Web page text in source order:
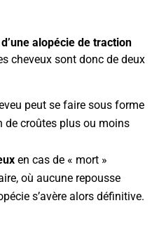
alopécie de traction
cheveux sont donc de deux
peut se faire sous forme
croûtes plus ou moins
en cas de « mort »
où aucune repousse
s’avère alors définitive.